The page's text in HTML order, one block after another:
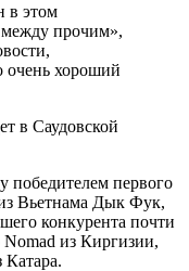
в этом
между прочим»,
очень хороший
в Саудовской
победителем первого
Вьетнама Дык Фук,
конкурента почти
из Киргизии,
Катара.